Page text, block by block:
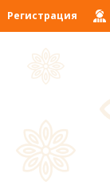
Регистрация